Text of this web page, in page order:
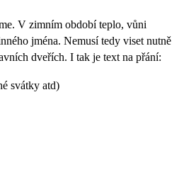
V zimním období teplo, vůni
jména. Nemusí tedy viset nutně
dveřích. I tak je text na přání:
svátky atd)